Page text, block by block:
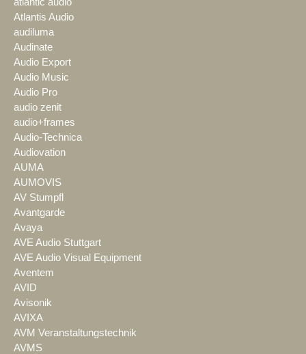
Atlantis Audio
audiluma
Audinate
Audio Export
Audio Music
Audio Pro
audio zenit
audio+frames
Audio-Technica
Audiovation
AUMA
AUMOVIS
AV Stumpfl
Avantgarde
Avaya
AVE Audio Stuttgart
AVE Audio Visual Equipment
Aventem
AVID
Avisonik
AVIXA
AVM Veranstaltungstechnik
AVMS